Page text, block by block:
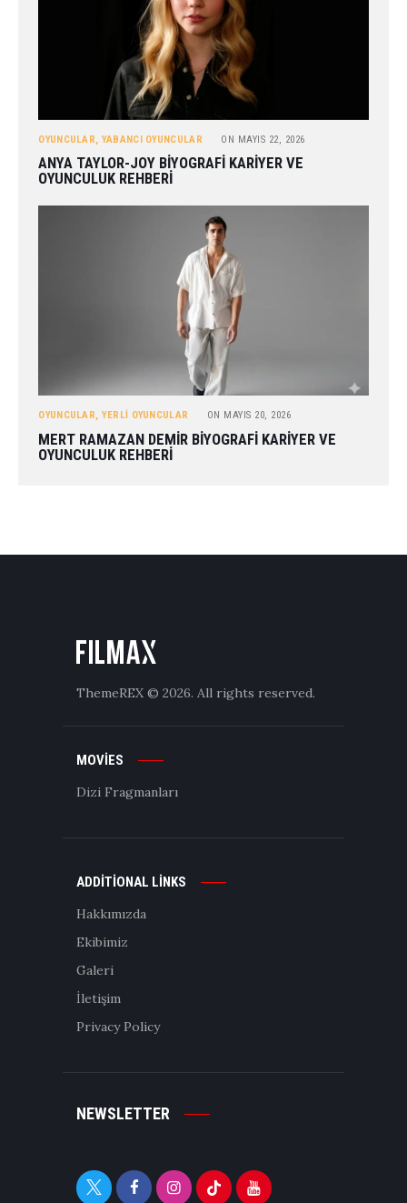
OYUNCULAR YABANCI OYUNCULAR ON MAYIS 22, 2026
ANYA TAYLOR-JOY BIYOGRAFI KARIYER VE
OYUNCULUK REHBERI
OYUNCULAR, YERLI OYUNCULAR ON MAYIS 20, 2026
MERT RAMAZAN DEMIR BIYOGRAFI KARIYER VE
OYUNCULUK REHBERI
ThemeREX © 2026. All rights reserved.
MOVIES
Dizi Fragmanları
ADDITIONAL LINKS
Hakkımızda
Ekibimiz
Galeri
İletişim
Privacy Policy
NEWSLETTER